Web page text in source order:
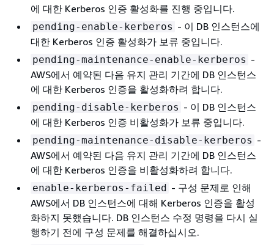
에 대한 Kerberos 인증 활성화를 진행 중입니다.
pending-enable-kerberos - 이 DB 인스턴스에
대한 Kerberos 인증 활성화가 보류 중입니다.
pending-maintenance-enable-kerberos -
AWS에서 예약된 다음 유지 관리 기간에 DB 인스턴스
에 대한 Kerberos 인증을 활성화하려 합니다.
pending-disable-kerberos - 이 DB 인스턴스
에 대한 Kerberos 인증 비활성화가 보류 중입니다.
pending-maintenance-disable-kerberos -
AWS에서 예약된 다음 유지 관리 기간에 DB 인스턴스
에 대한 Kerberos 인증을 비활성화하려 합니다.
enable-kerberos-failed - 구성 문제로 인해
AWS에서 DB 인스턴스에 대해 Kerberos 인증을 활성
화하지 못했습니다. DB 인스턴스 수정 명령을 다시 실
행하기 전에 구성 문제를 해결하십시오.